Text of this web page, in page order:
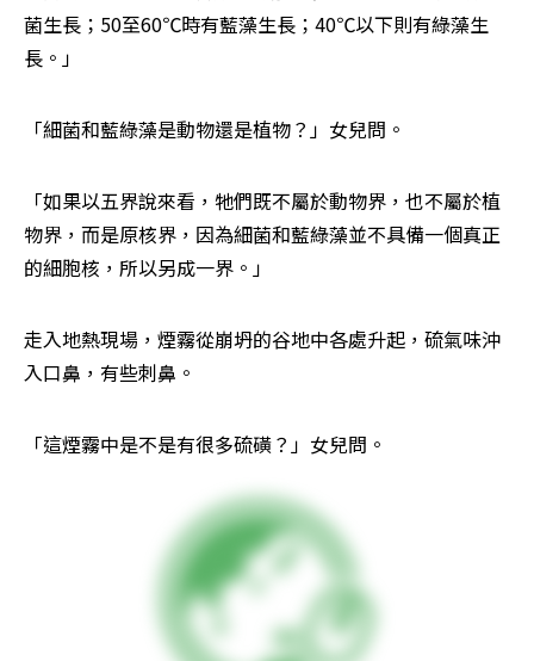
菌生長；50至60℃時有藍藻生長；40℃以下則有綠藻生
長。」
「細菌和藍綠藻是動物還是植物？」女兒問。
「如果以五界說來看，牠們既不屬於動物界，也不屬於植
物界，而是原核界，因為細菌和藍綠藻並不具備一個真正
的細胞核，所以另成一界。」
走入地熱現場，煙霧從崩坍的谷地中各處升起，硫氣味沖
入口鼻，有些刺鼻。
「這煙霧中是不是有很多硫磺？」女兒問。